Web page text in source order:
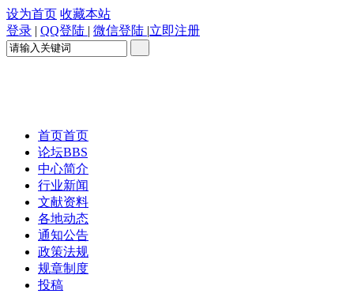
设为首页 收藏本站
登录 | QQ登陆 | 微信登陆 |立即注册
首页首页
论坛BBS
中心简介
行业新闻
文献资料
各地动态
通知公告
政策法规
规章制度
投稿